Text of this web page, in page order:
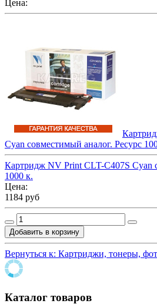
Цена:
Cyan совместимый аналог. Ресурс
Картридж NV Print CLT-C407S Cyan
1000 к.
Цена:
1184 руб
Вернуться к: Картриджи, тонеры,
Каталог товаров